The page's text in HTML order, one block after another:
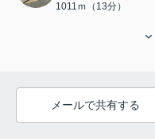
1011ｍ（13分）
メールで共有する